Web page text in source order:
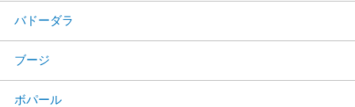
バドーダラ
ブージ
ボパール